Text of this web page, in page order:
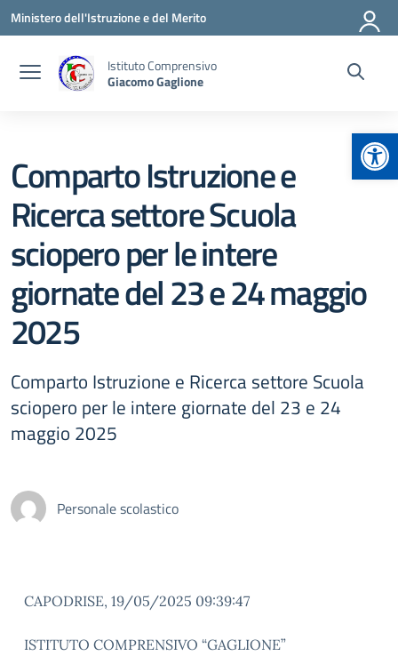
Vai ai contenuti
Vai al menu di navigazione
Vai al footer
Ministero dell'Istruzione e del Merito
Istituto Comprensivo
Giacomo Gaglione
Comparto Istruzione e
Ricerca settore Scuola
sciopero per le intere
giornate del 23 e 24 maggio
2025
Comparto Istruzione e Ricerca settore Scuola
sciopero per le intere giornate del 23 e 24
maggio 2025
Personale scolastico
CAPODRISE, 19/05/2025 09:39:47
ISTITUTO COMPRENSIVO “GAGLIONE”